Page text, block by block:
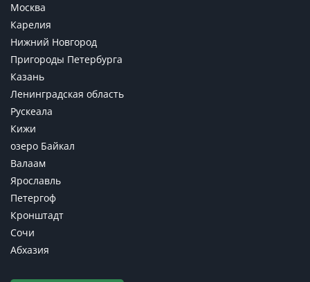
Москва
Карелия
Нижний Новгород
Пригороды Петербурга
Казань
Ленинградская область
Рускеала
Кижи
озеро Байкал
Валаам
Ярославль
Петергоф
Кронштадт
Сочи
Абхазия